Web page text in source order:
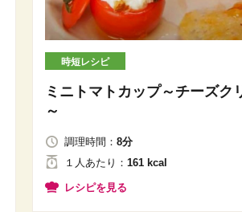
時短レシピ
ミニトマトカップ～チーズク
～
調理時間： 8分
１人あたり ： 161 kcal
レシピを見る